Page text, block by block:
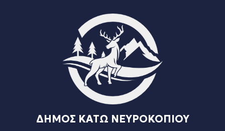
ΔΗΜΟΣ ΚΑΤΩ ΝΕΥΡΟΚΟΠΙΟΥ